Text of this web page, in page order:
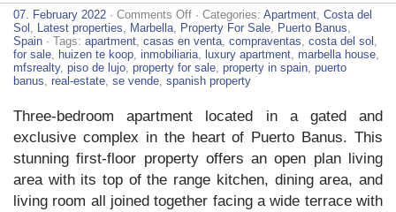
07. February 2022 · Comments Offon
3
Bed
Apartment
For
Sale
Banus
· Categories: Apartment Costa del
Sol
Latest properties Marbella Property For Sale Puerto Banus
Spain · Tags: apartment casas en venta compraventas costa del sol
for sale
huizen te koop inmobiliaria luxury apartment marbella house
mfsrealty, piso de lujo property for sale property in spain puerto
banus real-estate se vende spanish property
Three-bedroom apartment located in a gated and
exclusive complex in the heart of Puerto Banus. This
stunning first-floor property offers an open plan living
area with its top of the range kitchen, dining area, and
living room all joined together facing a wide terrace with